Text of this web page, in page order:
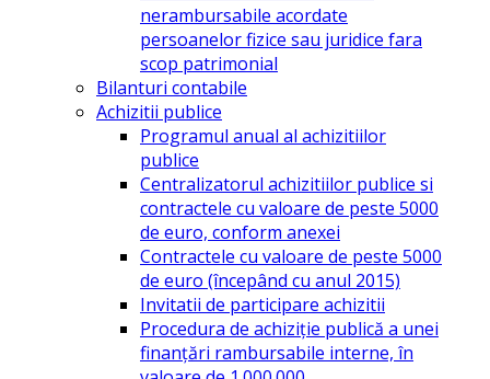
nerambursabile acordate
persoanelor fizice sau juridice fara
scop patrimonial
Bilanturi contabile
Achizitii publice
Programul anual al achizitiilor
publice
Centralizatorul achizitiilor publice si
contractele cu valoare de peste 5000
de euro, conform anexei
Contractele cu valoare de peste 5000
de euro (începând cu anul 2015)
Invitatii de participare achizitii
Procedura de achiziție publică a unei
finanțări rambursabile interne, în